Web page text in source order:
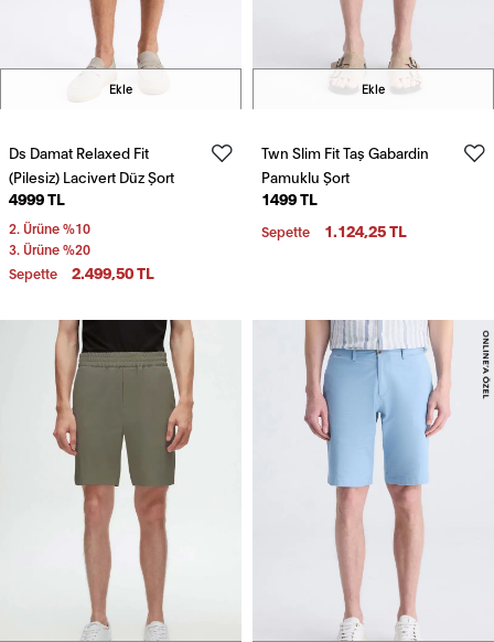
Ekle
Ds Damat Relaxed Fit
(Pilesiz) Lacivert Düz Şort
4999 TL
2. Ürüne %10
3. Ürüne %20
Sepette
2.499,50 TL
Ekle
Twn Slim Fit Taş Gabardin
Pamuklu Şort
1499 TL
Sepette 1.124,25 TL